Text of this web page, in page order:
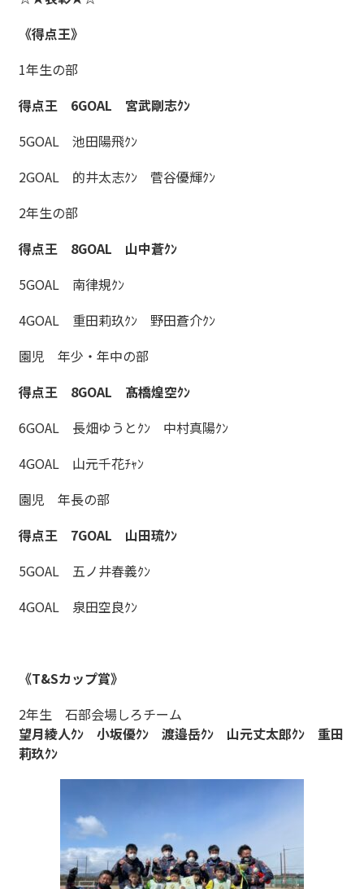
《得点王》
1年生の部
得点王 6GOAL 宮武剛志ｸﾝ
5GOAL 池田陽飛ｸﾝ
2GOAL 的井太志ｸﾝ 菅谷優輝ｸﾝ
2年生の部
得点王 8GOAL 山中蒼ｸﾝ
5GOAL 南律規ｸﾝ
4GOAL 重田莉玖ｸﾝ 野田蒼介ｸﾝ
園児 年少・年中の部
得点王 8GOAL 髙橋煌空ｸﾝ
6GOAL 長畑ゆうとｸﾝ 中村真陽ｸﾝ
4GOAL 山元千花ﾁｬﾝ
園児 年長の部
得点王 7GOAL 山田琉ｸﾝ
5GOAL 五ノ井春義ｸﾝ
4GOAL 泉田空良ｸﾝ
《T&Sカップ賞》
2年生 石部会場しろチーム
望月綾人ｸﾝ 小坂優ｸﾝ 渡邉岳ｸﾝ 山元丈太郎ｸﾝ 重田
莉玖ｸﾝ